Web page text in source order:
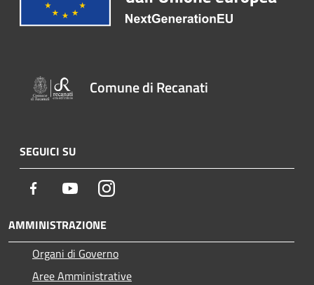
Comune di Recanati
SEGUICI SU
Facebook YoutubeInstagram
AMMINISTRAZIONE
Organi di Governo
Aree Amministrative